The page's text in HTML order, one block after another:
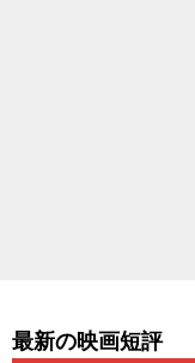
最新の映画短評